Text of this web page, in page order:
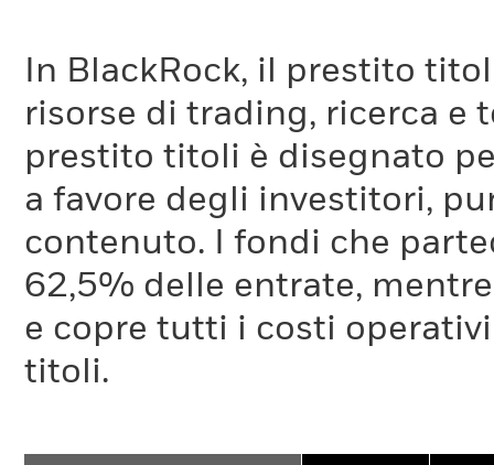
In BlackRock, il prestito
risorse di trading, ricerca e
prestito titoli è disegnato
a favore degli investitori,
contenuto. I fondi che
62,5% delle entrate,
e copre tutti i costi
titoli.